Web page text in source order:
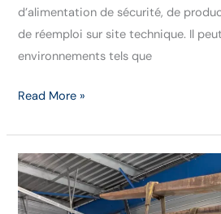
d’alimentation de sécurité, de
de réemploi sur site technique. Il
environnements tels que
Read More »
Alternateur
industriel
ABB